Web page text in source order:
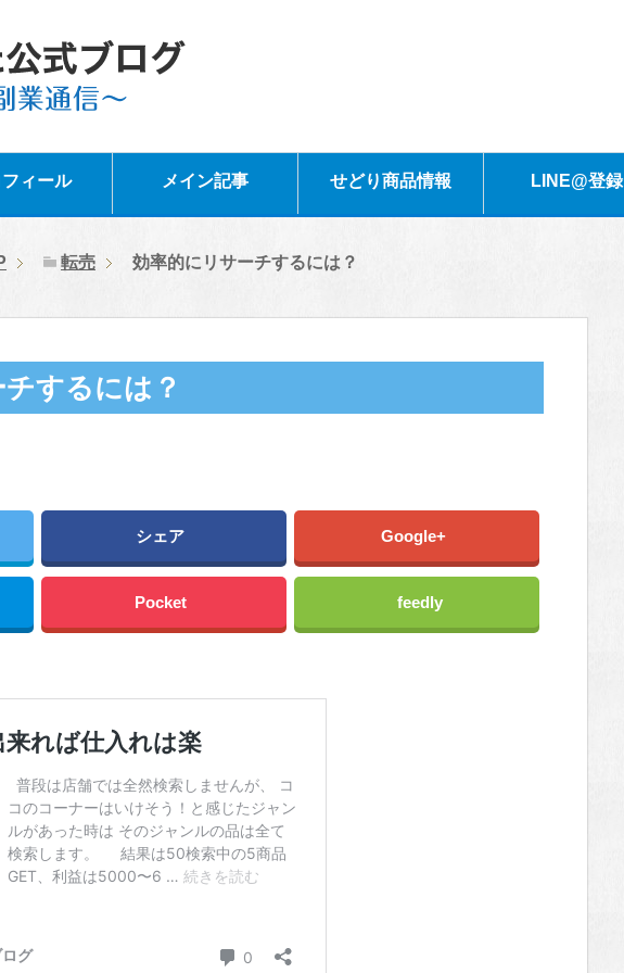
ィール メイン記事 せどり商品情報 LINE@登録
転売 効率的にリサーチするには？
するには？
シェア Google+
Pocket feedly